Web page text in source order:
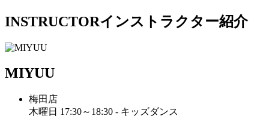
INSTRUCTORインストラクター紹介
MIYUU
梅田店
木曜日 17:30～18:30 - キッズダンス